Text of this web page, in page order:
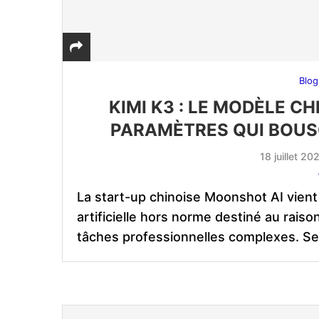
Blog
KIMI K3 : LE MODÈLE
PARAMÈTRES QUI
18 juillet
La start-up chinoise Moonshot AI
artificielle hors norme destiné au
tâches professionnelles complexes.